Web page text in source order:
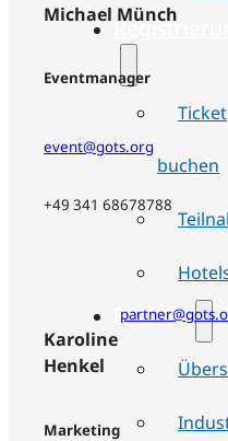
Ticket
buchen
Partner
Michael Münch
Eventmanager
event@gots.org
+49 341 68678788
Karoline
Henkel
Marketing